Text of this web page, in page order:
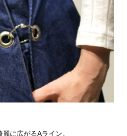
に広がるAライン。